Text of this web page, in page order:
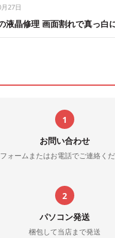
27日
液晶修理 画面割れで真っ白
1
お問い合わせ
フォームまたはお電話でご連絡く
2
パソコン発送
梱包して当店まで発送